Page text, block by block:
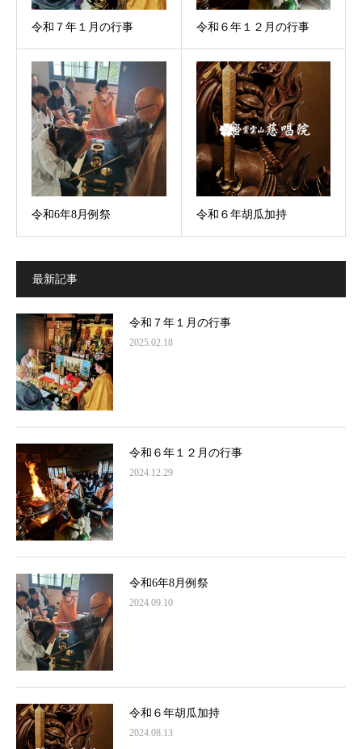
令和７年１月の行事 令和６年１２月の行事
令和6年8月例祭 令和６年胡瓜加持
最新記事
令和７年１月の行事
2025.02.18
令和６年１２月の行事
2024.12.29
令和6年8月例祭
2024.09.10
令和６年胡瓜加持
2024.08.13